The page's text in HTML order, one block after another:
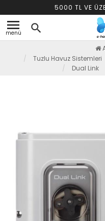
5000 TL VE
menu
menü search
Tuzlu Havuz Sistemleri
Dual Link